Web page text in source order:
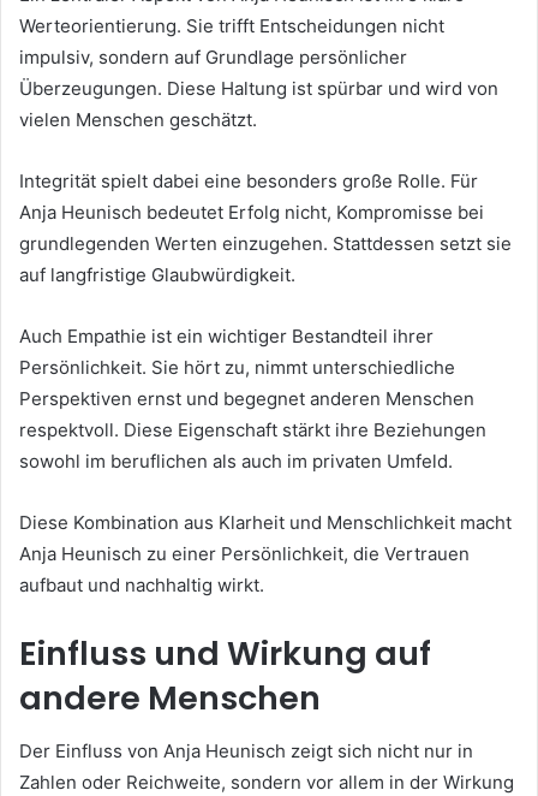
Werteorientierung. Sie trifft Entscheidungen nicht
impulsiv, sondern auf Grundlage persönlicher
Überzeugungen. Diese Haltung ist spürbar und wird von
vielen Menschen geschätzt.
Integrität spielt dabei eine besonders große Rolle. Für
Anja Heunisch bedeutet Erfolg nicht, Kompromisse bei
grundlegenden Werten einzugehen. Stattdessen setzt sie
auf langfristige Glaubwürdigkeit.
Auch Empathie ist ein wichtiger Bestandteil ihrer
Persönlichkeit. Sie hört zu, nimmt unterschiedliche
Perspektiven ernst und begegnet anderen Menschen
respektvoll. Diese Eigenschaft stärkt ihre Beziehungen
sowohl im beruflichen als auch im privaten Umfeld.
Diese Kombination aus Klarheit und Menschlichkeit macht
Anja Heunisch zu einer Persönlichkeit, die Vertrauen
aufbaut und nachhaltig wirkt.
Einfluss und Wirkung auf
andere Menschen
Der Einfluss von Anja Heunisch zeigt sich nicht nur in
Zahlen oder Reichweite, sondern vor allem in der Wirkung